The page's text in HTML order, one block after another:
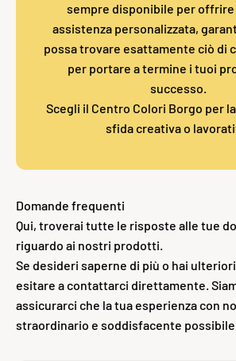
sempre disponibile per offrire
assistenza personalizzata,
possa trovare esattamente ciò di
per portare a termine i tuoi
successo.
Scegli il Centro Colori Borgo per
sfida creativa o
Domande frequenti
Qui, troverai tutte le risposte alle tue
riguardo ai nostri prodotti.
Se desideri saperne di più o hai
esitare a contattarci direttamente.
assicurarci che la tua esperienza con
straordinario e soddisfacente